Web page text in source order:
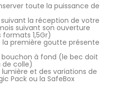
toute la puissance de
la réception de votre
suivant son ouverture
1,5Gr)
première goutte présente
bouchon à fond (le bec doit
colle)
et des variations de
Pack ou la SafeBox